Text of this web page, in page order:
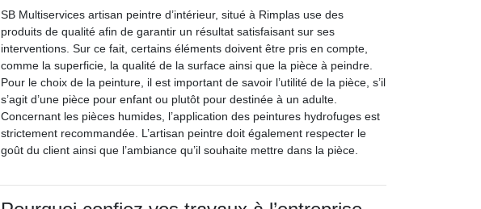
SB Multiservices artisan peintre d’intérieur, situé à Rimplas use des
produits de qualité afin de garantir un résultat satisfaisant sur ses
interventions. Sur ce fait, certains éléments doivent être pris en compte,
comme la superficie, la qualité de la surface ainsi que la pièce à peindre.
Pour le choix de la peinture, il est important de savoir l’utilité de la pièce, s’il
s’agit d’une pièce pour enfant ou plutôt pour destinée à un adulte.
Concernant les pièces humides, l’application des peintures hydrofuges est
strictement recommandée. L’artisan peintre doit également respecter le
goût du client ainsi que l’ambiance qu’il souhaite mettre dans la pièce.